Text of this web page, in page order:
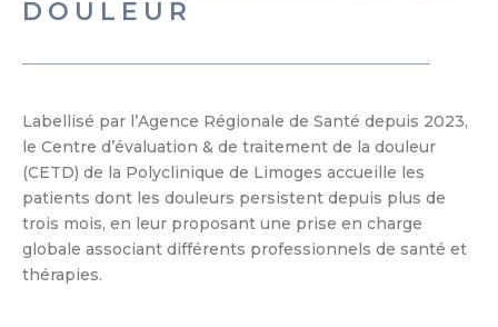
DOULEUR
Labellisé par l’Agence Régionale de Santé depuis 2023,
le Centre d’évaluation & de traitement de la douleur
(CETD) de la Polyclinique de Limoges accueille les
patients dont les douleurs persistent depuis plus de
trois mois, en leur proposant une prise en charge
globale associant différents professionnels de santé et
thérapies.